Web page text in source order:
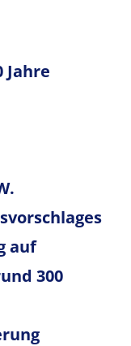
Jahre
auf
300